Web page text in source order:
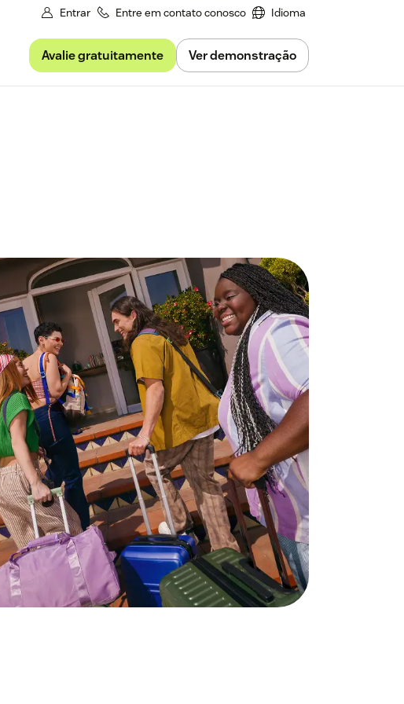
Entrar Entre em contato conosco Idioma
Avalie gratuitamente Ver demonstração